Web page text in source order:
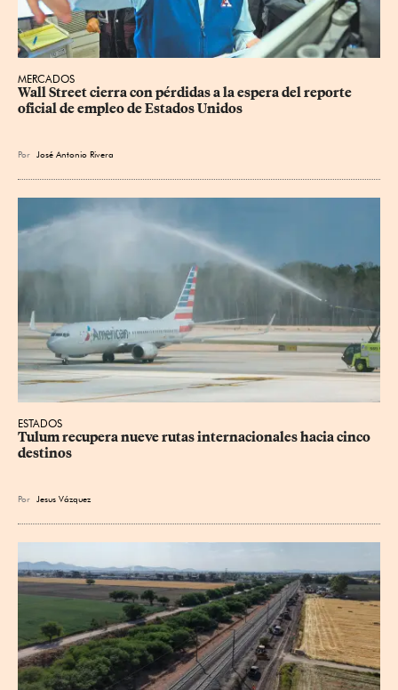
MERCADOS
Wall Street cierra con pérdidas a la espera del reporte
oficial de empleo de Estados Unidos
Por José Antonio Rivera
ESTADOS
Tulum recupera nueve rutas internacionales hacia cinco
destinos
Por Jesus Vázquez